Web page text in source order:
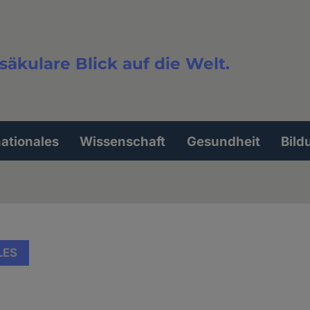
Blick auf die Welt.
Wissenschaft Gesundheit